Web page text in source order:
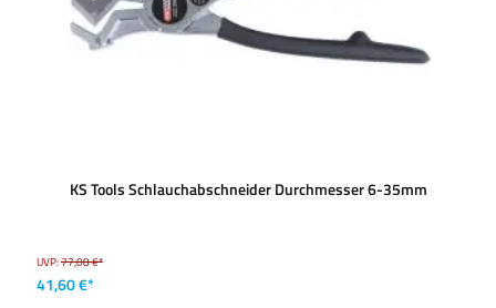
KS Tools Schlauchabschneider Durchmesser 6-35mm
UVP:77,08 €*
41,60 €*